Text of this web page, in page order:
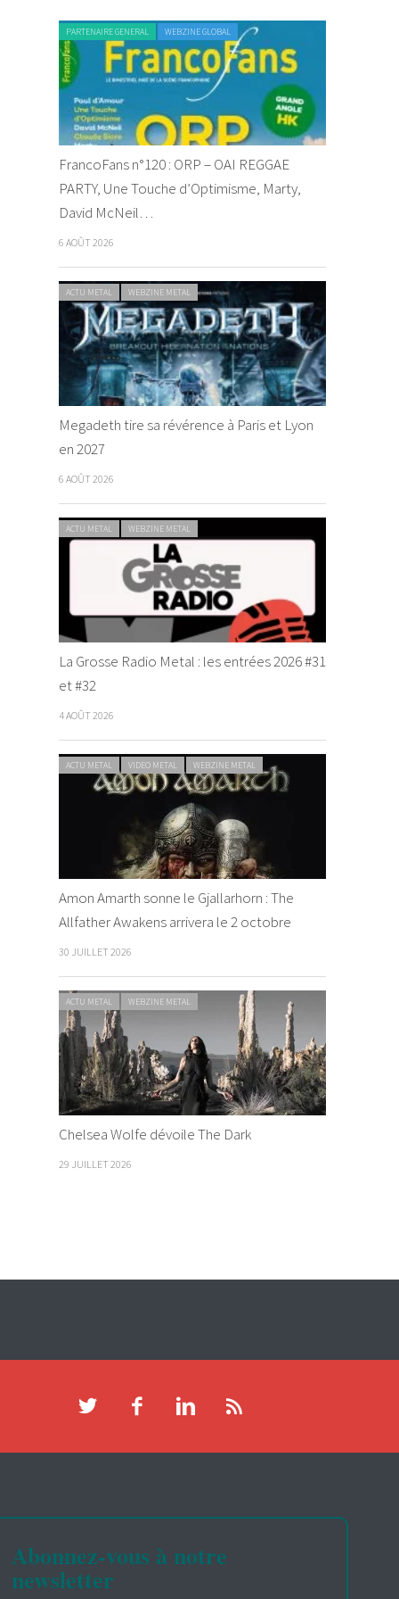
PARTENAIRE GENERAL WEBZINE GLOBAL
FrancoFans n°120 : ORP – OAI REGGAE
PARTY, Une Touche d’Optimisme, Marty,
David McNeil…
6 AOÛT 2026
ACTU METAL WEBZINE METAL
Megadeth tire sa révérence à Paris et Lyon
en 2027
6 AOÛT 2026
ACTU METAL WEBZINE METAL
La Grosse Radio Metal : les entrées 2026 #31
et #32
4 AOÛT 2026
ACTU METAL VIDEO METAL WEBZINE METAL
Amon Amarth sonne le Gjallarhorn : The
Allfather Awakens arrivera le 2 octobre
30 JUILLET 2026
ACTU METAL WEBZINE METAL
Chelsea Wolfe dévoile The Dark
29 JUILLET 2026
Abonnez-vous à notre
newsletter